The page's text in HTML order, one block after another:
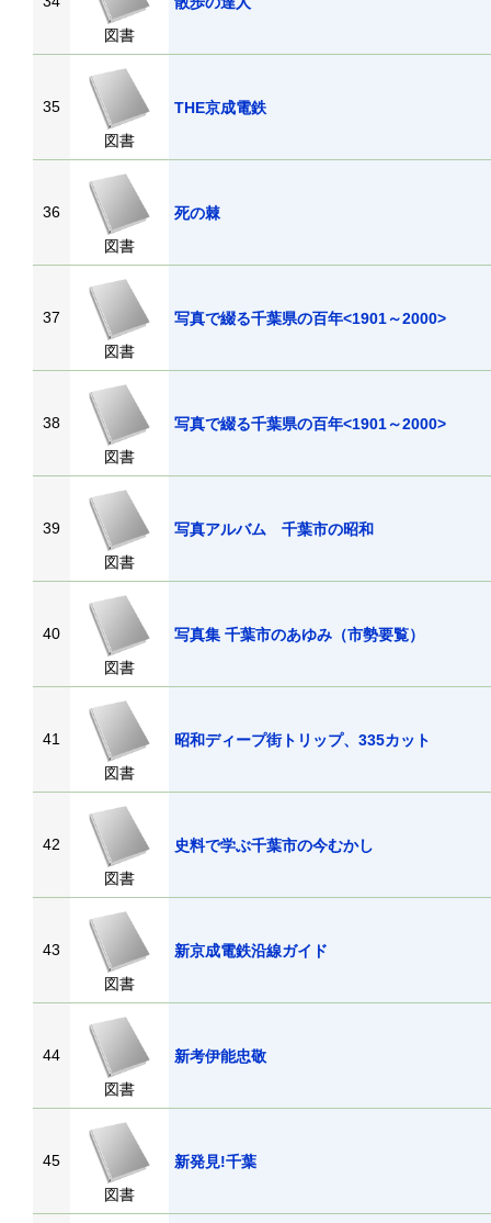
図書
35
図書
THE京成電鉄
36
図書
死の棘
37
図書
写真で綴る千葉県の百年<1901～2000>
38
図書
写真で綴る千葉県の百年<1901～2000>
39
図書
写真アルバム 千葉市の昭和
40
図書
写真集 千葉市のあゆみ（市勢要覧）
41
図書
昭和ディープ街トリップ、335カット
42
図書
史料で学ぶ千葉市の今むかし
43
図書
新京成電鉄沿線ガイド
44
図書
新考伊能忠敬
45
図書
新発見!千葉